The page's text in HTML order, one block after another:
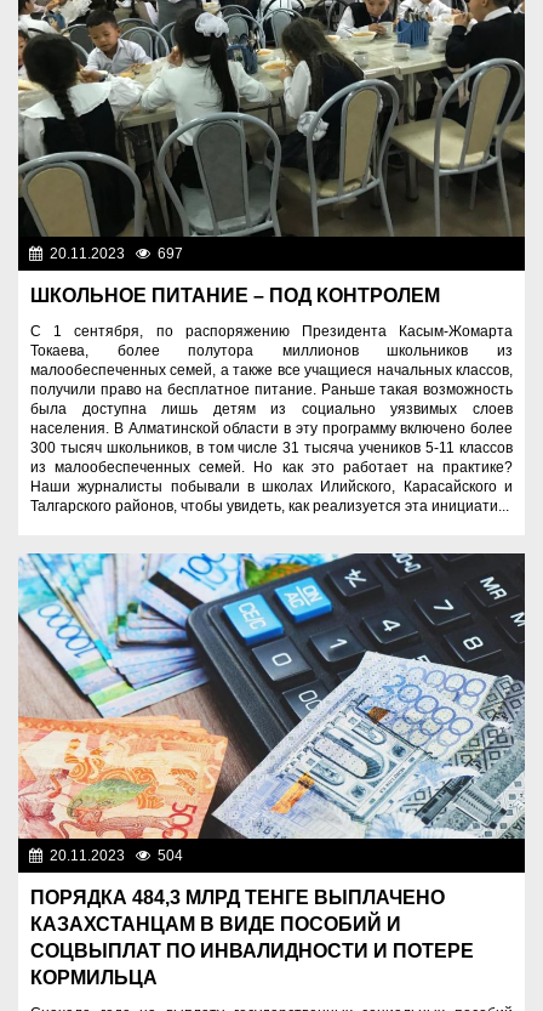
20.11.2023 697
ШКОЛЬНОЕ ПИТАНИЕ – ПОД КОНТРОЛЕМ
С 1 сентября, по распоряжению Президента Касым-Жомарта
Токаева, более полутора миллионов школьников из
малообеспеченных семей, а также все учащиеся начальных классов,
получили право на бесплатное питание. Раньше такая возможность
была доступна лишь детям из социально уязвимых слоев
населения. В Алматинской области в эту программу включено более
300 тысяч школьников, в том числе 31 тысяча учеников 5-11 классов
из малообеспеченных семей. Но как это работает на практике?
Наши журналисты побывали в школах Илийского, Карасайского и
Талгарского районов, чтобы увидеть, как реализуется эта инициати...
20.11.2023 504
ПОРЯДКА 484,3 МЛРД ТЕНГЕ ВЫПЛАЧЕНО
КАЗАХСТАНЦАМ В ВИДЕ ПОСОБИЙ И
СОЦВЫПЛАТ ПО ИНВАЛИДНОСТИ И ПОТЕРЕ
КОРМИЛЬЦА